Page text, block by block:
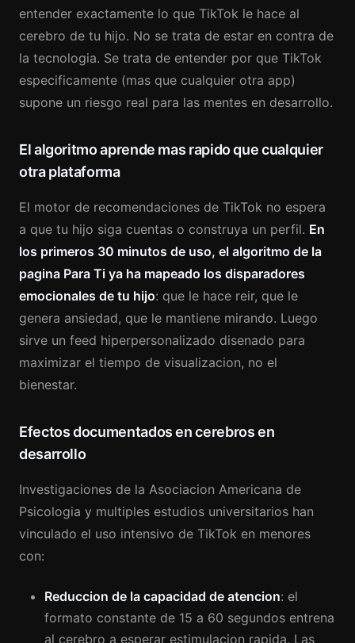
entender exactamente lo que TikTok le hace al
cerebro de tu hijo. No se trata de estar en contra de
la tecnologia. Se trata de entender por que TikTok
especificamente (mas que cualquier otra app)
supone un riesgo real para las mentes en desarrollo.
El algoritmo aprende mas rapido que cualquier
otra plataforma
El motor de recomendaciones de TikTok no espera
a que tu hijo siga cuentas o construya un perfil. En
los primeros 30 minutos de uso, el algoritmo de la
pagina Para Ti ya ha mapeado los disparadores
emocionales de tu hijo: que le hace reir, que le
genera ansiedad, que le mantiene mirando. Luego
sirve un feed hiperpersonalizado disenado para
maximizar el tiempo de visualizacion, no el
bienestar.
Efectos documentados en cerebros en
desarrollo
Investigaciones de la Asociacion Americana de
Psicologia y multiples estudios universitarios han
vinculado el uso intensivo de TikTok en menores
con:
Reduccion de la capacidad de atencion: el
formato constante de 15 a 60 segundos entrena
al cerebro a esperar estimulacion rapida. Las